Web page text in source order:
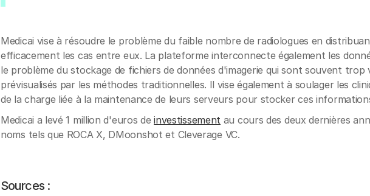
Medicai vise à résoudre le problème du faible nombre de radiologues en
efficacement les cas entre eux. La plateforme interconnecte également les
le problème du stockage de fichiers de données d'imagerie qui sont souvent
prévisualisés par les méthodes traditionnelles. Il vise également à soulager les
de la charge liée à la maintenance de leurs serveurs pour stocker ces
Medicai a levé 1 million d'euros deinvestissement au cours des deux dernières
noms tels que ROCA X, DMoonshot et Cleverage VC.
Sources :